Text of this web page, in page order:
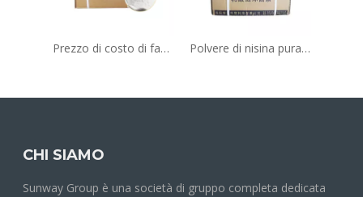
Prezzo di costo di fabbrica dell'acido ascorbico intermedio organico di alta qualità degli additivi alimentari VC CAS No.50-81-7 Polvere di nisina pura conservante per additivi alimentari/nisina CAS 1414-45-5/E234
CHI SIAMO
Sunway Group è una società di gruppo completa dedicata